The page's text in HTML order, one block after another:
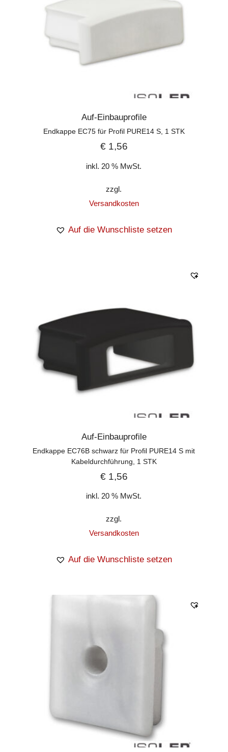
Auf-Einbauprofile
Endkappe EC75 für Profil PURE14 S, 1 STK
€1,56
inkl. 20 % MwSt.
zzgl.
Versandkosten
Auf die Wunschliste setzen
Auf-Einbauprofile
Endkappe EC76B schwarz für Profil PURE14 S mit
Kabeldurchführung, 1 STK
€1,56
inkl. 20 % MwSt.
zzgl.
Versandkosten
Auf die Wunschliste setzen